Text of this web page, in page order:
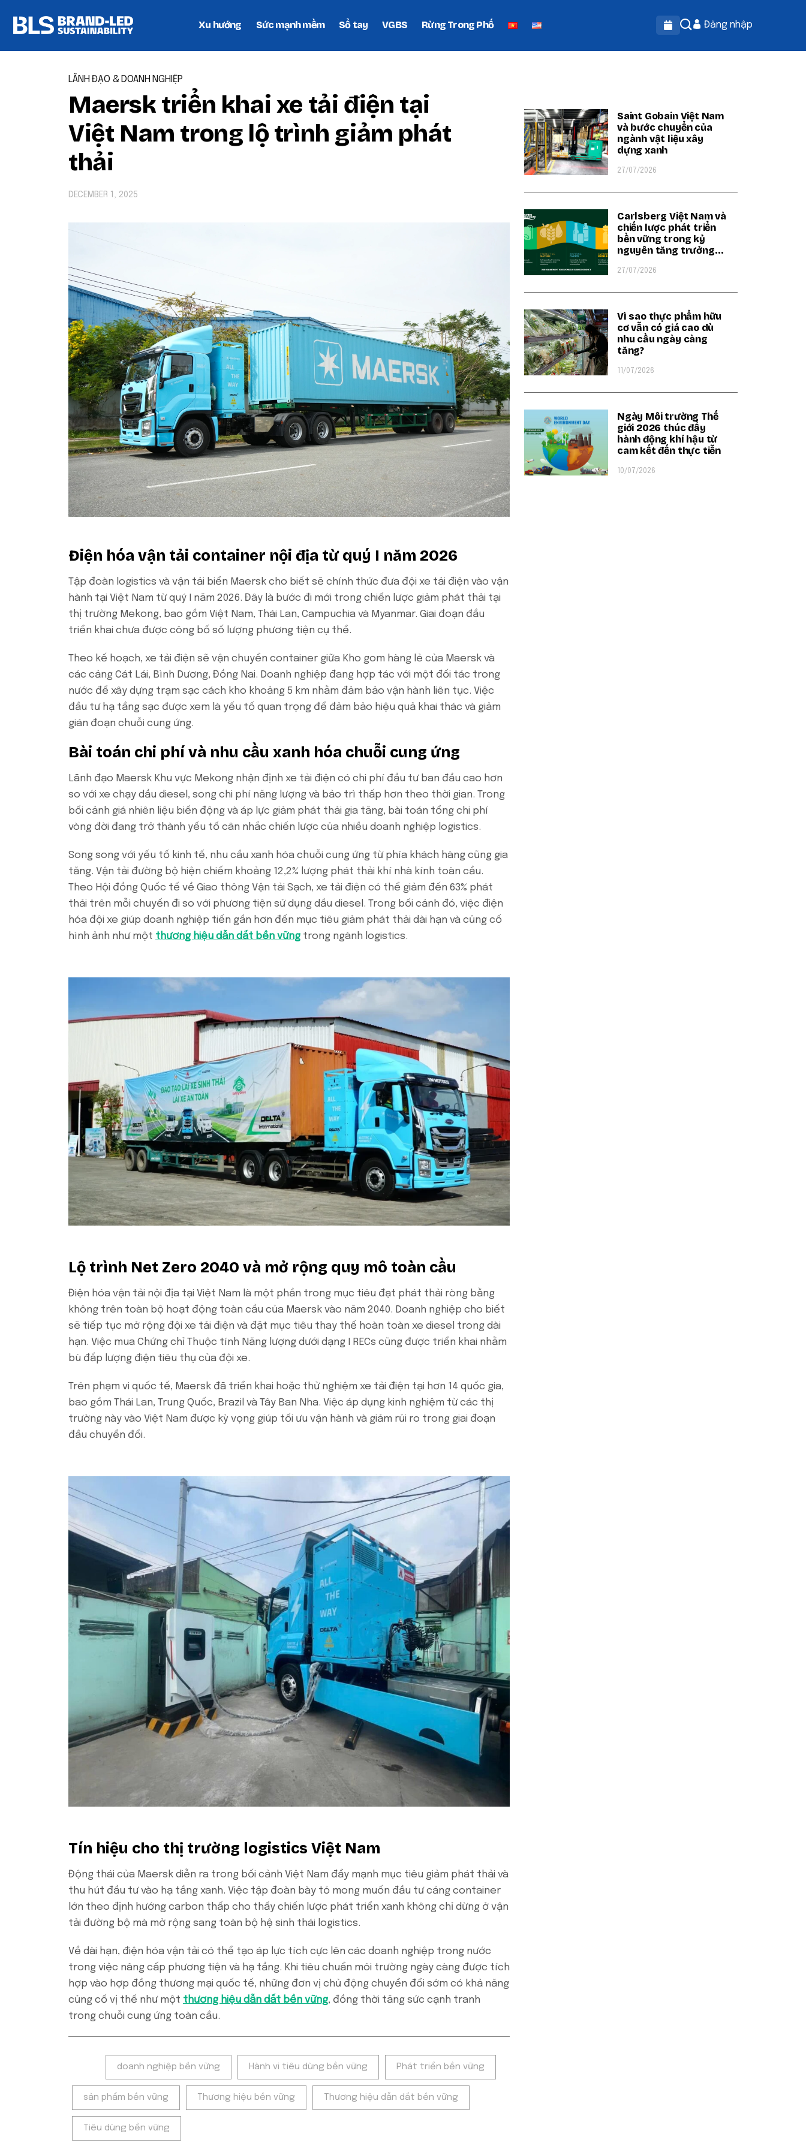
Xu hướng Sức mạnh mềm Sổ tay VGBS Rừng Trong Phố Đăng nhập
LÃNH ĐẠO & DOANH NGHIỆP
Maersk triển khai xe tải điện tại
Việt Nam trong lộ trình giảm phát
thải
DECEMBER 1, 2025
Điện hóa vận tải container nội địa từ quý I năm 2026
Tập đoàn logistics và vận tải biển Maersk cho biết sẽ chính thức đưa đội xe tải điện vào vận
hành tại Việt Nam từ quý I năm 2026. Đây là bước đi mới trong chiến lược giảm phát thải tại
thị trường Mekong, bao gồm Việt Nam, Thái Lan, Campuchia và Myanmar. Giai đoạn đầu
triển khai chưa được công bố số lượng phương tiện cụ thể.
Theo kế hoạch, xe tải điện sẽ vận chuyển container giữa Kho gom hàng lẻ của Maersk và
các cảng Cát Lái, Bình Dương, Đồng Nai. Doanh nghiệp đang hợp tác với một đối tác trong
nước để xây dựng trạm sạc cách kho khoảng 5 km nhằm đảm bảo vận hành liên tục. Việc
đầu tư hạ tầng sạc được xem là yếu tố quan trọng để đảm bảo hiệu quả khai thác và giảm
gián đoạn chuỗi cung ứng.
Bài toán chi phí và nhu cầu xanh hóa chuỗi cung ứng
Lãnh đạo Maersk Khu vực Mekong nhận định xe tải điện có chi phí đầu tư ban đầu cao hơn
so với xe chạy dầu diesel, song chi phí năng lượng và bảo trì thấp hơn theo thời gian. Trong
bối cảnh giá nhiên liệu biến động và áp lực giảm phát thải gia tăng, bài toán tổng chi phí
vòng đời đang trở thành yếu tố cân nhắc chiến lược của nhiều doanh nghiệp logistics.
Song song với yếu tố kinh tế, nhu cầu xanh hóa chuỗi cung ứng từ phía khách hàng cũng gia
tăng. Vận tải đường bộ hiện chiếm khoảng 12,2% lượng phát thải khí nhà kính toàn cầu.
Theo Hội đồng Quốc tế về Giao thông Vận tải Sạch, xe tải điện có thể giảm đến 63% phát
thải trên mỗi chuyến đi so với phương tiện sử dụng dầu diesel. Trong bối cảnh đó, việc điện
hóa đội xe giúp doanh nghiệp tiến gần hơn đến mục tiêu giảm phát thải dài hạn và củng cố
hình ảnh như một thương hiệu dẫn dắt bền vững trong ngành logistics.
Lộ trình Net Zero 2040 và mở rộng quy mô toàn cầu
Điện hóa vận tải nội địa tại Việt Nam là một phần trong mục tiêu đạt phát thải ròng bằng
không trên toàn bộ hoạt động toàn cầu của Maersk vào năm 2040. Doanh nghiệp cho biết
sẽ tiếp tục mở rộng đội xe tải điện và đặt mục tiêu thay thế hoàn toàn xe diesel trong dài
hạn. Việc mua Chứng chỉ Thuộc tính Năng lượng dưới dạng I RECs cũng được triển khai nhằm
bù đắp lượng điện tiêu thụ của đội xe.
Trên phạm vi quốc tế, Maersk đã triển khai hoặc thử nghiệm xe tải điện tại hơn 14 quốc gia,
bao gồm Thái Lan, Trung Quốc, Brazil và Tây Ban Nha. Việc áp dụng kinh nghiệm từ các thị
trường này vào Việt Nam được kỳ vọng giúp tối ưu vận hành và giảm rủi ro trong giai đoạn
đầu chuyển đổi.
Tín hiệu cho thị trường logistics Việt Nam
Động thái của Maersk diễn ra trong bối cảnh Việt Nam đẩy mạnh mục tiêu giảm phát thải và
thu hút đầu tư vào hạ tầng xanh. Việc tập đoàn bày tỏ mong muốn đầu tư cảng container
lớn theo định hướng carbon thấp cho thấy chiến lược phát triển xanh không chỉ dừng ở vận
tải đường bộ mà mở rộng sang toàn bộ hệ sinh thái logistics.
Về dài hạn, điện hóa vận tải có thể tạo áp lực tích cực lên các doanh nghiệp trong nước
trong việc nâng cấp phương tiện và hạ tầng. Khi tiêu chuẩn môi trường ngày càng được tích
hợp vào hợp đồng thương mại quốc tế, những đơn vị chủ động chuyển đổi sớm có khả năng
củng cố vị thế như một thương hiệu dẫn dắt bền vững, đồng thời tăng sức cạnh tranh
trong chuỗi cung ứng toàn cầu.
doanh nghiệp bền vững Hành vi tiêu dùng bền vững Phát triển bền vững
sản phẩm bền vững Thương hiệu bền vững Thương hiệu dẫn dắt bền vững
Tiêu dùng bền vững
Saint Gobain Việt Nam
và bước chuyển của
ngành vật liệu xây
dựng xanh
27/07/2026
Carlsberg Việt Nam và
chiến lược phát triển
bền vững trong kỷ
nguyên tăng trưởng
27/07/2026
Vì sao thực phẩm hữu
cơ vẫn có giá cao dù
nhu cầu ngày càng
tăng?
11/07/2026
Ngày Môi trường Thế
giới 2026 thúc đẩy
hành động khí hậu từ
cam kết đến thực tiễn
10/07/2026